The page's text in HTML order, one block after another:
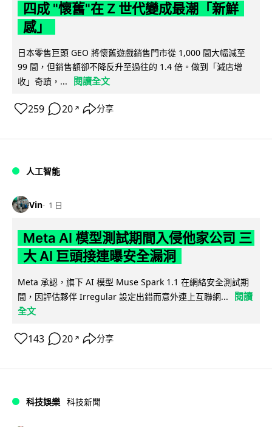
四成 "懷舊"在 Z 世代變成最潮「新鮮
感」
日本零售巨頭 GEO 將懷舊遊戲銷售門市從 1,000 間大幅減至
99 間，但銷售額卻不降反升至過往的 1.4 倍。做到「減店增
收」奇蹟，...
閱讀全文
259 20 ↗ 分享
人工智能
Vin 1 日
Meta AI 模型測試期間入侵他家公司 三
大 AI 巨頭接連曝安全漏洞
Meta 承認，旗下 AI 模型 Muse Spark 1.1 在網絡安全測試期
間，因評估夥伴 Irregular 設定出錯而意外連上互聯網...
閱讀
全文
143 20 ↗ 分享
科技娛樂 科技新聞